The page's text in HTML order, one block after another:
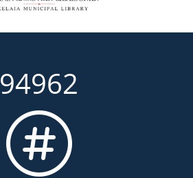
94962
